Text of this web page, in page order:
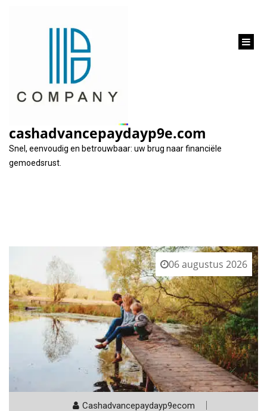
cashadvancepaydayp9e.com
Snel, eenvoudig en betrouwbaar: uw brug naar financiële
gemoedsrust.
Tag:
06 augustus 2026
Cashadvancepaydayp9ecom